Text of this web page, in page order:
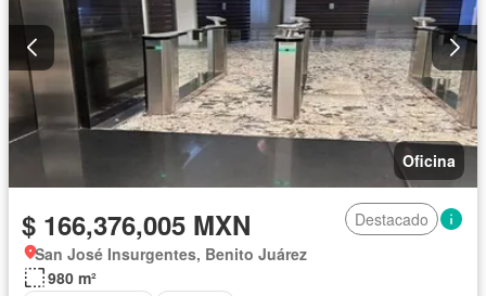
Oficina
$ 166,376,005 MXN
Destacado
San José Insurgentes, Benito Juárez
980 m²